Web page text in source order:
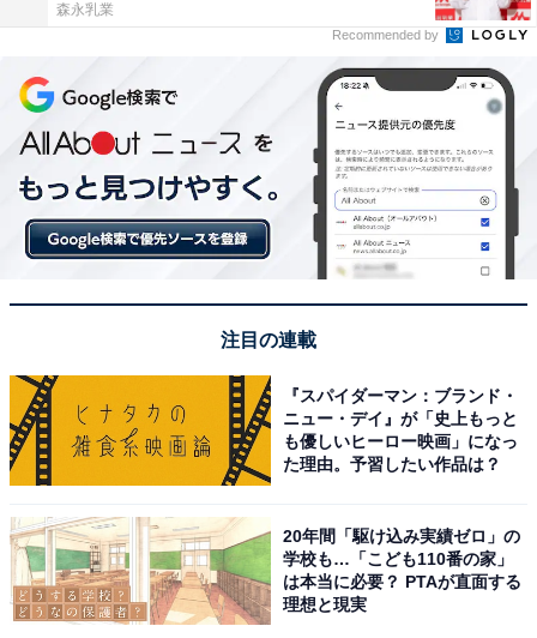
1位：都市機能と自然が共存する「松江市」
宝・松江城が市街地にあるため、歴史や自然を身近に感
じることもできます。居住者コメントでは「行政サービ
スが充実しており、町の規模も大きすぎず小さすぎずで
暮らしやすい」との意見もありました。
＞4位までの全ランキング結果を見る
森永乳業
Recommended by
注目の連載
『スパイダーマン：ブランド・
ニュー・デイ』が「史上もっと
も優しいヒーロー映画」になっ
た理由。予習したい作品は？
20年間「駆け込み実績ゼロ」の
学校も…「こども110番の家」
は本当に必要？ PTAが直面する
理想と現実